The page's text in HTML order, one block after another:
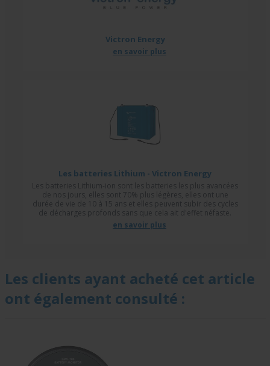
Victron Energy
en savoir plus
Les batteries Lithium - Victron Energy
Les batteries Lithium-ion sont les batteries les plus avancées
de nos jours, elles sont 70% plus légères, elles ont une
durée de vie de 10 à 15 ans et elles peuvent subir des cycles
de décharges profonds sans que cela ait d'effet néfaste.
en savoir plus
Les clients ayant acheté cet article
ont également consulté :